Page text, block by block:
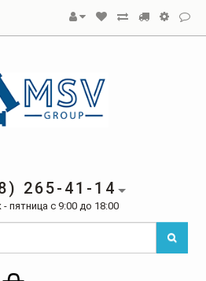
265-41-14
пятница с 9:00 до 18:00